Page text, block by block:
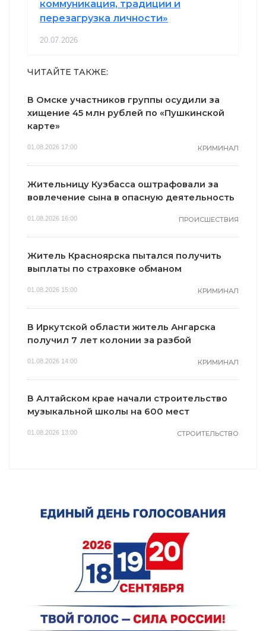
коммуникация, традиции и
перезагрузка личности»
20.07.2026
ЧИТАЙТЕ ТАКЖЕ:
В Омске участников группы осудили за
хищение 45 млн рублей по «Пушкинской
карте»
01.08.2026 17:00 КРИМИНАЛ
Жительницу Кузбасса оштрафовали за
вовлечение сына в опасную деятельность
01.08.2026 16:00 ПРОИСШЕСТВИЯ
Житель Красноярска пытался получить
выплаты по страховке обманом
01.08.2026 15:00 КРИМИНАЛ
В Иркутской области житель Ангарска
получил 7 лет колонии за разбой
01.08.2026 14:00 КРИМИНАЛ
В Алтайском крае начали строительство
музыкальной школы на 600 мест
01.08.2026 13:00 СТРОИТЕЛЬСТВО